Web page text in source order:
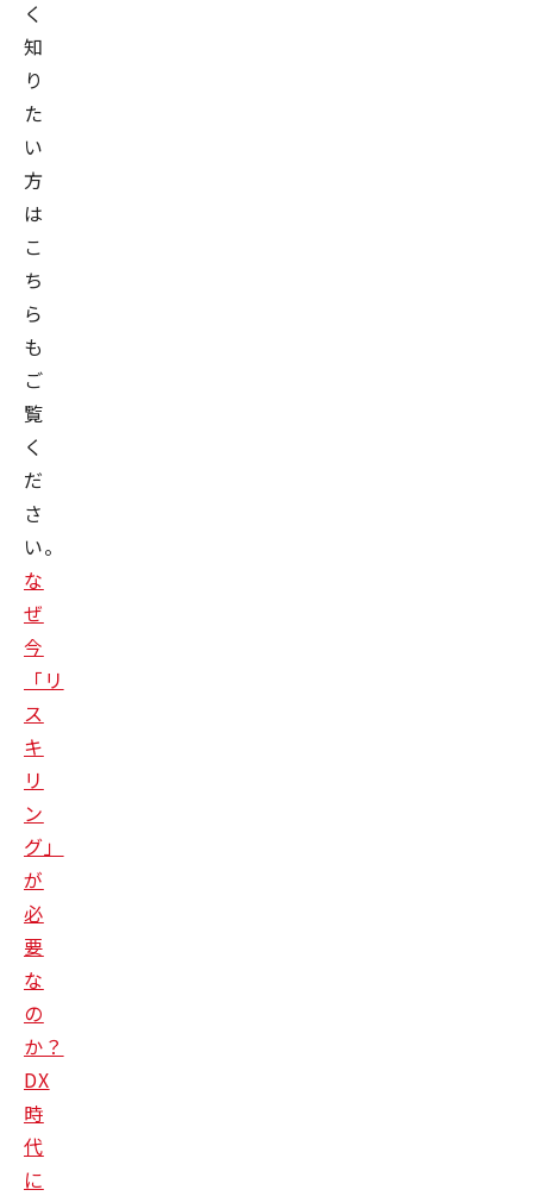
く
知
り
た
い
方
は
こ
ち
ら
も
ご
覧
く
だ
さ
い。
な
ぜ
今
「リ
ス
キ
リ
ン
グ」
が
必
要
な
の
か？
DX
時
代
に